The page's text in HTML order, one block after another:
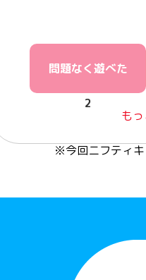
問題なく遊べた
2
も
※今回ニフティキ